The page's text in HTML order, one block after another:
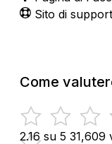
Sito di
Come
2.16 su 5 31,609